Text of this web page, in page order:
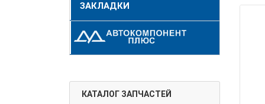
ЗАКЛАДКИ
КАТАЛОГ ЗАПЧАСТЕЙ